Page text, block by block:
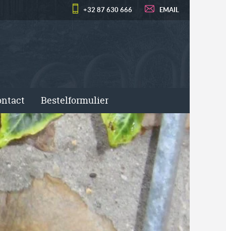
+32 87 630 666 EMAIL
Bestelformulier